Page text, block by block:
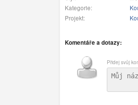
Kategorie:
Projekt:
Komentáře a dotazy:
Přidej svůj